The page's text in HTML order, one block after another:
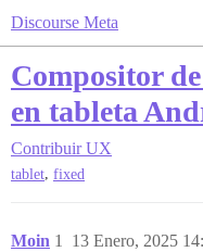
Discourse Meta
Compositor
en tableta
Contribuir UX
tablet, fixed
Moin 13 Enero, 2025
1